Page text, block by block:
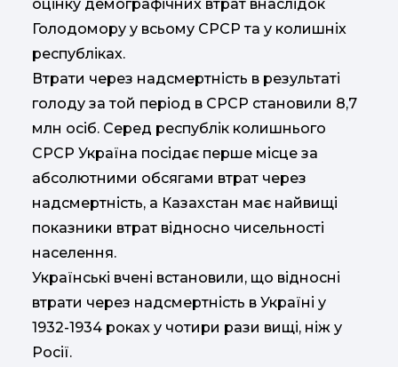
оцінку демографічних втрат внаслідок
Голодомору у всьому СРСР та у колишніх
республіках.
Втрати через надсмертність в результаті
голоду за той період в СРСР становили 8,7
млн осіб. Серед республік колишнього
СРСР Україна посідає перше місце за
абсолютними обсягами втрат через
надсмертність, а Казахстан має найвищі
показники втрат відносно чисельності
населення.
Українські вчені встановили, що відносні
втрати через надсмертність в Україні у
1932-1934 роках у чотири рази вищі, ніж у
Росії.